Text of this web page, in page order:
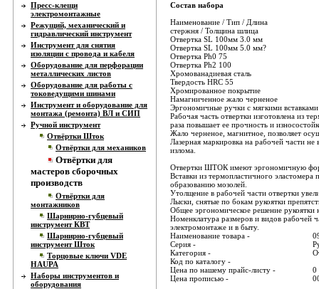
Пресс-клещи
электромонтажные
Режущий, механический и
гидравлический инструмент
Инструмент для снятия
изоляции с провода и кабеля
Оборудование для перфорации
металлических листов
Оборудование для работы с
токоведущими шинами
Инструмент и оборудование для
монтажа (ремонта) ВЛ и СИП
Ручной инструмент
Отвёртки Шток
Отвёртки для механиков
Отвёртки для
мастеров сборочных
производств
Отвёртки для
монтажников
Шарнирно-губцевый
инструмент КВТ
Шарнирно-губцевый
инструмент Шток
Торцовые ключи VDE
HAUPA
Наборы инструментов и
оборудования
Состав набора
Наименование / Тип / Длина
стержня / Толщина шлица
Отвертка SL 100мм 3.0 мм
Отвертка SL 100мм 5.0 мм?
Отвертка Ph0 75
Отвертка Ph2 100
Хромованадиевая сталь
Твердость HRC 55
Хромированное покрытие
Намагниченное жало черненое
Эргономичные ручки с мягкими вставками
Рабочая часть отвертки изготовлена из
раза повышает ее прочность и
Жало черненое, магнитное, позволяет
Лазерная маркировка на рабочей части не
излома.
Oтвертки ШТОК имеют эргономичную
Bставки из термопластичного
образованию мозолей.
Утолщение в рабочей части отвертки
Лыски, снятые по бокам рукоятки
Общее эргономическое решение рукоятки
Номенклатура размеров и видов рабочей
электромонтаже и в быту.
Наименование товара -
Серия -
Категория -
Код по каталогу -
Цена по нашему прайс-листу -
0
Цена прописью -